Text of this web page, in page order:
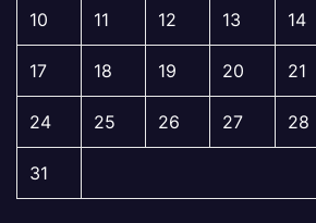
10 11 12 13 14
17 18 19 20 21
24 25 26 27 28
31